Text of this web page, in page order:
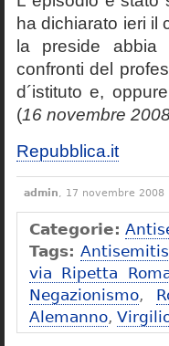
ha dichiarato ieri il
la preside abbia
confronti del
d´istituto e,
(16 novembre
Repubblica.it
admin, 17 novembre 2008
Categorie:
Tags:
via Ripetta
Negazionismo,
Alemanno,